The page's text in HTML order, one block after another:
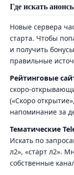
Где искать
Новые сервера
старта. Чтобы
и получить
правильные
Рейтинговые
скоро-
(«Скоро
напоминание за
Тематические
Искать по
л2», «старт л2».
собственные